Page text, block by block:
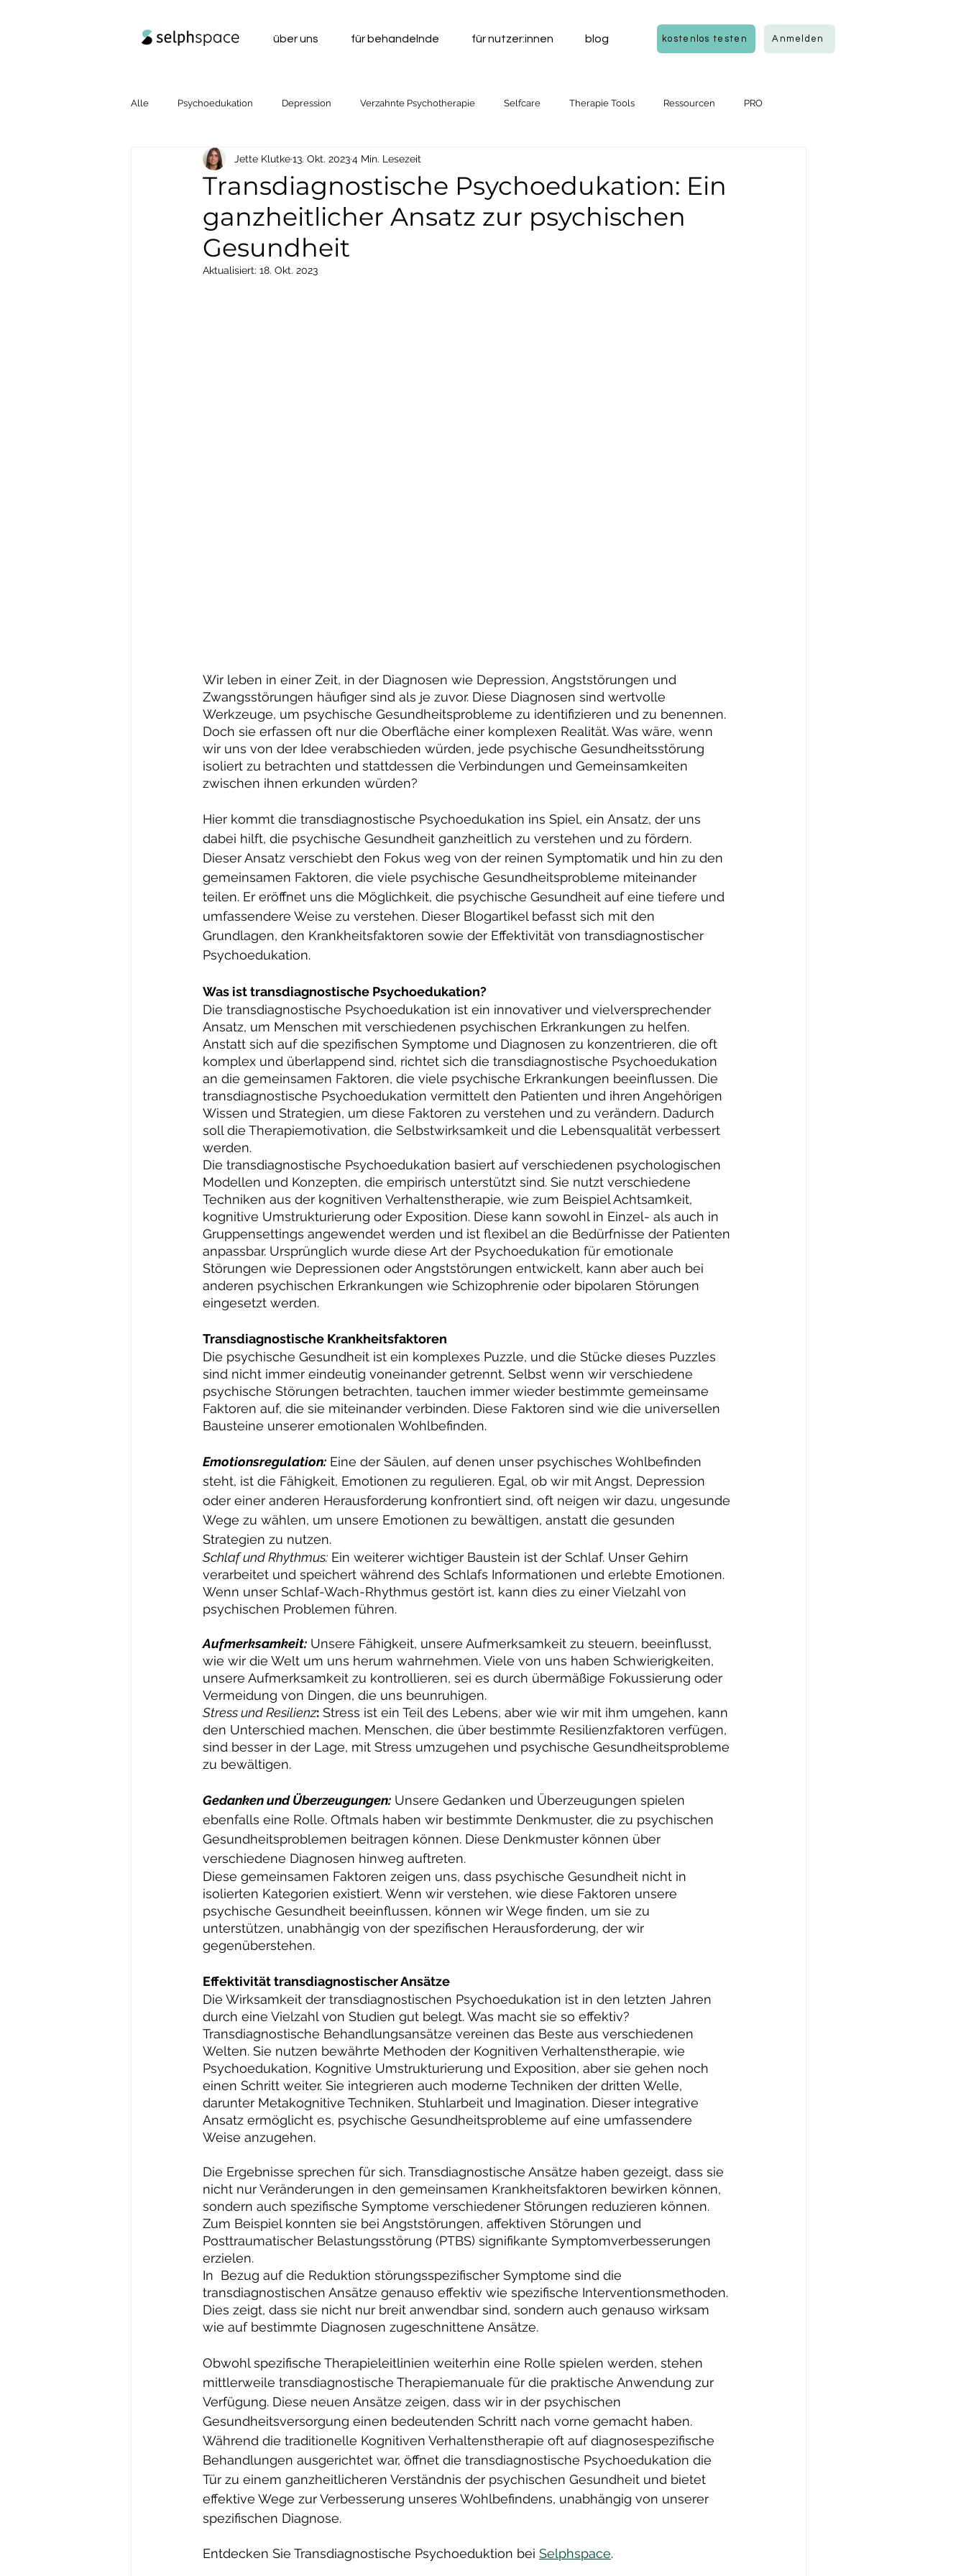
über uns für behandelnde für nutzer:innen blog kostenlos testen Anmelden
Alle Psychoedukation Depression Verzahnte Psychotherapie Selfcare Therapie Tools Ressourcen PRO
Transdiagnostische Psychoedukation: Ein
ganzheitlicher Ansatz zur psychischen
Gesundheit
Jette Klutke13. Okt. 20234 Min. Lesezeit
Aktualisiert: 18. Okt. 2023
Wir leben in einer Zeit, in der Diagnosen wie Depression, Angststörungen und
Zwangsstörungen häufiger sind als je zuvor. Diese Diagnosen sind wertvolle
Werkzeuge, um psychische Gesundheitsprobleme zu identifizieren und zu benennen.
Doch sie erfassen oft nur die Oberfläche einer komplexen Realität. Was wäre, wenn
wir uns von der Idee verabschieden würden, jede psychische Gesundheitsstörung
isoliert zu betrachten und stattdessen die Verbindungen und Gemeinsamkeiten
zwischen ihnen erkunden würden?
Hier kommt die transdiagnostische Psychoedukation ins Spiel, ein Ansatz, der uns
dabei hilft, die psychische Gesundheit ganzheitlich zu verstehen und zu fördern.
Dieser Ansatz verschiebt den Fokus weg von der reinen Symptomatik und hin zu den
gemeinsamen Faktoren, die viele psychische Gesundheitsprobleme miteinander
teilen. Er eröffnet uns die Möglichkeit, die psychische Gesundheit auf eine tiefere und
umfassendere Weise zu verstehen. Dieser Blogartikel befasst sich mit den
Grundlagen, den Krankheitsfaktoren sowie der Effektivität von transdiagnostischer
Psychoedukation.
Was ist transdiagnostische Psychoedukation?
Die transdiagnostische Psychoedukation ist ein innovativer und vielversprechender
Ansatz, um Menschen mit verschiedenen psychischen Erkrankungen zu helfen.
Anstatt sich auf die spezifischen Symptome und Diagnosen zu konzentrieren, die oft
komplex und überlappend sind, richtet sich die transdiagnostische Psychoedukation
an die gemeinsamen Faktoren, die viele psychische Erkrankungen beeinflussen. Die
transdiagnostische Psychoedukation vermittelt den Patienten und ihren Angehörigen
Wissen und Strategien, um diese Faktoren zu verstehen und zu verändern. Dadurch
soll die Therapiemotivation, die Selbstwirksamkeit und die Lebensqualität verbessert
werden.
Die transdiagnostische Psychoedukation basiert auf verschiedenen psychologischen
Modellen und Konzepten, die empirisch unterstützt sind. Sie nutzt verschiedene
Techniken aus der kognitiven Verhaltenstherapie, wie zum Beispiel Achtsamkeit,
kognitive Umstrukturierung oder Exposition. Diese kann sowohl in Einzel- als auch in
Gruppensettings angewendet werden und ist flexibel an die Bedürfnisse der Patienten
anpassbar. Ursprünglich wurde diese Art der Psychoedukation für emotionale
Störungen wie Depressionen oder Angststörungen entwickelt, kann aber auch bei
anderen psychischen Erkrankungen wie Schizophrenie oder bipolaren Störungen
eingesetzt werden.
Transdiagnostische Krankheitsfaktoren
Die psychische Gesundheit ist ein komplexes Puzzle, und die Stücke dieses Puzzles
sind nicht immer eindeutig voneinander getrennt. Selbst wenn wir verschiedene
psychische Störungen betrachten, tauchen immer wieder bestimmte gemeinsame
Faktoren auf, die sie miteinander verbinden. Diese Faktoren sind wie die universellen
Bausteine unserer emotionalen Wohlbefinden.
Emotionsregulation: Eine der Säulen, auf denen unser psychisches Wohlbefinden
steht, ist die Fähigkeit, Emotionen zu regulieren. Egal, ob wir mit Angst, Depression
oder einer anderen Herausforderung konfrontiert sind, oft neigen wir dazu, ungesunde
Wege zu wählen, um unsere Emotionen zu bewältigen, anstatt die gesunden
Strategien zu nutzen.
Schlaf und Rhythmus: Ein weiterer wichtiger Baustein ist der Schlaf. Unser Gehirn
verarbeitet und speichert während des Schlafs Informationen und erlebte Emotionen.
Wenn unser Schlaf-Wach-Rhythmus gestört ist, kann dies zu einer Vielzahl von
psychischen Problemen führen.
Aufmerksamkeit: Unsere Fähigkeit, unsere Aufmerksamkeit zu steuern, beeinflusst,
wie wir die Welt um uns herum wahrnehmen. Viele von uns haben Schwierigkeiten,
unsere Aufmerksamkeit zu kontrollieren, sei es durch übermäßige Fokussierung oder
Vermeidung von Dingen, die uns beunruhigen.
Stress und Resilienz: Stress ist ein Teil des Lebens, aber wie wir mit ihm umgehen, kann
den Unterschied machen. Menschen, die über bestimmte Resilienzfaktoren verfügen,
sind besser in der Lage, mit Stress umzugehen und psychische Gesundheitsprobleme
zu bewältigen.
Gedanken und Überzeugungen: Unsere Gedanken und Überzeugungen spielen
ebenfalls eine Rolle. Oftmals haben wir bestimmte Denkmuster, die zu psychischen
Gesundheitsproblemen beitragen können. Diese Denkmuster können über
verschiedene Diagnosen hinweg auftreten.
Diese gemeinsamen Faktoren zeigen uns, dass psychische Gesundheit nicht in
isolierten Kategorien existiert. Wenn wir verstehen, wie diese Faktoren unsere
psychische Gesundheit beeinflussen, können wir Wege finden, um sie zu
unterstützen, unabhängig von der spezifischen Herausforderung, der wir
gegenüberstehen.
Effektivität transdiagnostischer Ansätze
Die Wirksamkeit der transdiagnostischen Psychoedukation ist in den letzten Jahren
durch eine Vielzahl von Studien gut belegt. Was macht sie so effektiv?
Transdiagnostische Behandlungsansätze vereinen das Beste aus verschiedenen
Welten. Sie nutzen bewährte Methoden der Kognitiven Verhaltenstherapie, wie
Psychoedukation, Kognitive Umstrukturierung und Exposition, aber sie gehen noch
einen Schritt weiter. Sie integrieren auch moderne Techniken der dritten Welle,
darunter Metakognitive Techniken, Stuhlarbeit und Imagination. Dieser integrative
Ansatz ermöglicht es, psychische Gesundheitsprobleme auf eine umfassendere
Weise anzugehen.
Die Ergebnisse sprechen für sich. Transdiagnostische Ansätze haben gezeigt, dass sie
nicht nur Veränderungen in den gemeinsamen Krankheitsfaktoren bewirken können,
sondern auch spezifische Symptome verschiedener Störungen reduzieren können.
Zum Beispiel konnten sie bei Angststörungen, affektiven Störungen und
Posttraumatischer Belastungsstörung (PTBS) signifikante Symptomverbesserungen
erzielen.
In  Bezug auf die Reduktion störungsspezifischer Symptome sind die
transdiagnostischen Ansätze genauso effektiv wie spezifische Interventionsmethoden.
Dies zeigt, dass sie nicht nur breit anwendbar sind, sondern auch genauso wirksam
wie auf bestimmte Diagnosen zugeschnittene Ansätze.
Obwohl spezifische Therapieleitlinien weiterhin eine Rolle spielen werden, stehen
mittlerweile transdiagnostische Therapiemanuale für die praktische Anwendung zur
Verfügung. Diese neuen Ansätze zeigen, dass wir in der psychischen
Gesundheitsversorgung einen bedeutenden Schritt nach vorne gemacht haben.
Während die traditionelle Kognitiven Verhaltenstherapie oft auf diagnosespezifische
Behandlungen ausgerichtet war, öffnet die transdiagnostische Psychoedukation die
Tür zu einem ganzheitlicheren Verständnis der psychischen Gesundheit und bietet
effektive Wege zur Verbesserung unseres Wohlbefindens, unabhängig von unserer
spezifischen Diagnose.
Entdecken Sie Transdiagnostische Psychoeduktion bei Selphspace.